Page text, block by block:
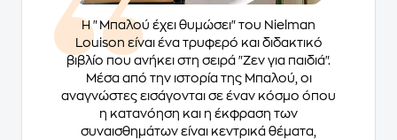
Η "Μπαλού έχει θυμώσει" του Nielman
Louison είναι ένα τρυφερό και διδακτικό
βιβλίο που ανήκει στη σειρά "Ζεν για παιδιά".
Μέσα από την ιστορία της Μπαλού, οι
αναγνώστες εισάγονται σε έναν κόσμο όπου
η κατανόηση και η έκφραση των
συναισθημάτων είναι κεντρικά θέματα,